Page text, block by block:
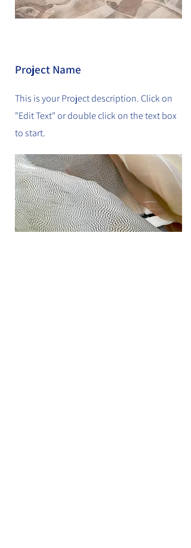
Project Name
This is your Project description. Click on
"Edit Text" or double click on the text box
to start.